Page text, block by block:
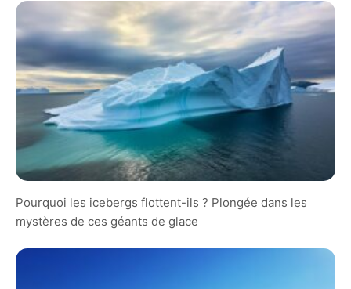
Pourquoi les icebergs flottent-ils ? Plongée dans les
mystères de ces géants de glace